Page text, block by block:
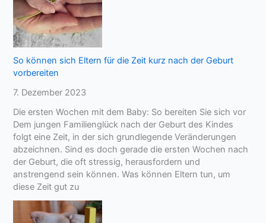
So können sich Eltern für die Zeit kurz nach der Geburt
vorbereiten
7. Dezember 2023
Die ersten Wochen mit dem Baby: So bereiten Sie sich vor
Dem jungen Familienglück nach der Geburt des Kindes
folgt eine Zeit, in der sich grundlegende Veränderungen
abzeichnen. Sind es doch gerade die ersten Wochen nach
der Geburt, die oft stressig, herausfordern und
anstrengend sein können. Was können Eltern tun, um
diese Zeit gut zu